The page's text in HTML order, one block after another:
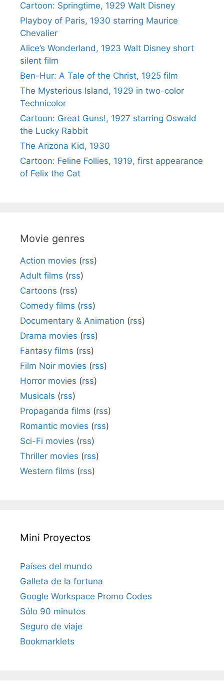
Cartoon: Springtime, 1929 Walt Disney
Playboy of Paris, 1930 starring Maurice
Chevalier
Alice’s Wonderland, 1923 Walt Disney short
silent film
Ben-Hur: A Tale of the Christ, 1925 film
The Mysterious Island, 1929 in two-color
Technicolor
Cartoon: Great Guns!, 1927 starring Oswald
the Lucky Rabbit
The Arizona Kid, 1930
Cartoon: Feline Follies, 1919, first appearance
of Felix the Cat
Movie genres
Action movies (rss)
Adult films (rss)
Cartoons (rss)
Comedy films (rss)
Documentary & Animation (rss)
Drama movies (rss)
Fantasy films (rss)
Film Noir movies (rss)
Horror movies (rss)
Musicals (rss)
Propaganda films (rss)
Romantic movies (rss)
Sci-Fi movies (rss)
Thriller movies (rss)
Western films (rss)
Mini Proyectos
Países del mundo
Galleta de la fortuna
Google Workspace Promo Codes
Sólo 90 minutos
Seguro de viaje
Bookmarklets